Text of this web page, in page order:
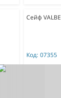
Сейф
Код: 07355